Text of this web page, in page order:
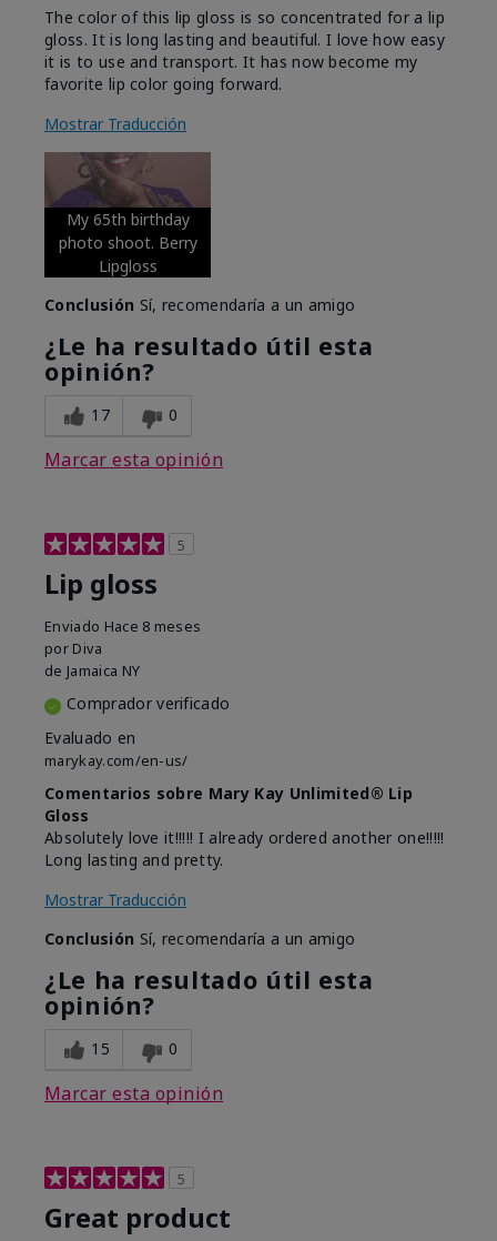
The color of this lip gloss is so concentrated for a lip
gloss. It is long lasting and beautiful. I love how easy
it is to use and transport. It has now become my
favorite lip color going forward.
Mostrar Traducción
My 65th birthday
photo shoot. Berry
Lipgloss
Conclusión Sí, recomendaría a un amigo
¿Le ha resultado útil esta
opinión?
17 0
Marcar esta opinión
5
Lip gloss
Enviado Hace 8 meses
por Diva
de Jamaica NY
Comprador verificado
Evaluado en
marykay.com/en-us/
Comentarios sobre Mary Kay Unlimited® Lip
Gloss
Absolutely love it!!!!! I already ordered another one!!!!!
Long lasting and pretty.
Mostrar Traducción
Conclusión Sí, recomendaría a un amigo
¿Le ha resultado útil esta
opinión?
15 0
Marcar esta opinión
5
Great product